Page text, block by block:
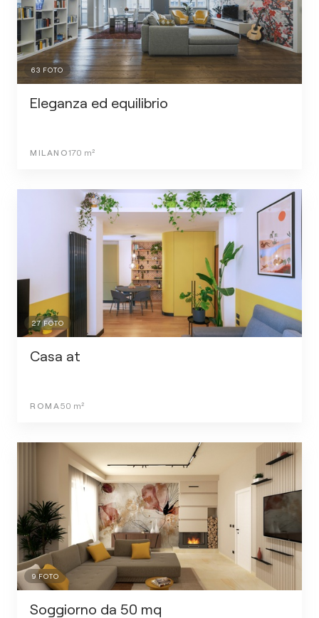
63 FOTO
Eleganza ed equilibrio
MILANO170 m²
27FOTO
Casa at
ROMA 50 m²
9 FOTO
Soggiorno da 50 mq